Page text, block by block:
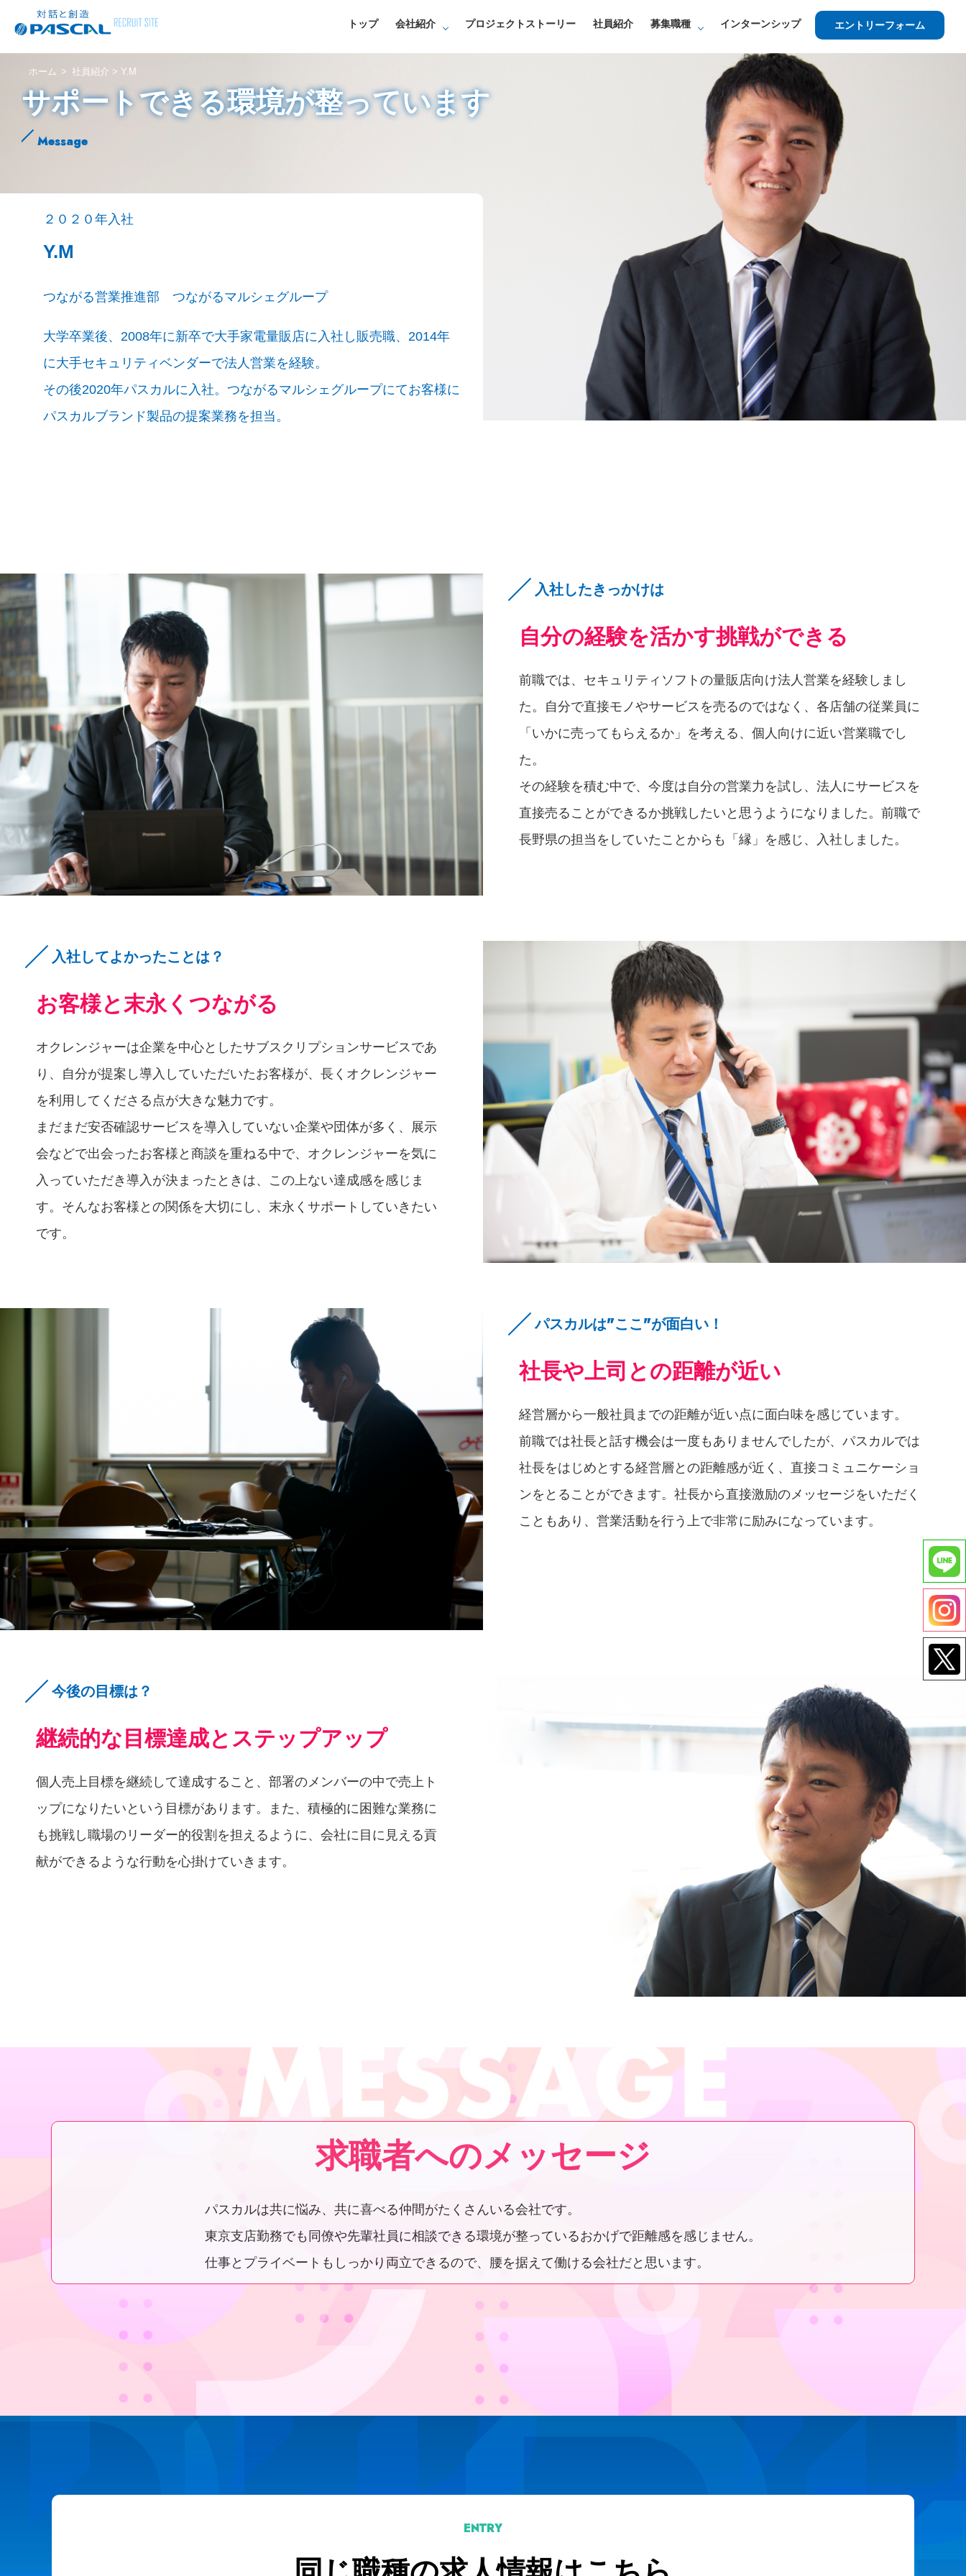
トップ 会社紹介 プロジェクトストーリー 社員紹介 募集職種 インターンシップ エントリーフォーム
ホーム 社員紹介 > Y.M
サポートできる環境が整っています
Message
２０２０年入社
Y.M
つながる営業推進部 つながるマルシェグループ
大学卒業後、2008年に新卒で大手家電量販店に入社し販売職、2014年
に大手セキュリティベンダーで法人営業を経験。
その後2020年パスカルに入社。つながるマルシェグループにてお客様に
パスカルブランド製品の提案業務を担当。
入社したきっかけは
自分の経験を活かす挑戦ができる
前職では、セキュリティソフトの量販店向け法人営業を経験しまし
た。自分で直接モノやサービスを売るのではなく、各店舗の従業員に
「いかに売ってもらえるか」を考える、個人向けに近い営業職でし
た。
その経験を積む中で、今度は自分の営業力を試し、法人にサービスを
直接売ることができるか挑戦したいと思うようになりました。前職で
長野県の担当をしていたことからも「縁」を感じ、入社しました。
入社してよかったことは？
お客様と末永くつながる
オクレンジャーは企業を中心としたサブスクリプションサービスであ
り、自分が提案し導入していただいたお客様が、長くオクレンジャー
を利用してくださる点が大きな魅力です。
まだまだ安否確認サービスを導入していない企業や団体が多く、展示
会などで出会ったお客様と商談を重ねる中で、オクレンジャーを気に
入っていただき導入が決まったときは、この上ない達成感を感じま
す。そんなお客様との関係を大切にし、末永くサポートしていきたい
です。
パスカルは"ここ"が面白い！
社長や上司との距離が近い
経営層から一般社員までの距離が近い点に面白味を感じています。
前職では社長と話す機会は一度もありませんでしたが、パスカルでは
社長をはじめとする経営層との距離感が近く、直接コミュニケーショ
ンをとることができます。社長から直接激励のメッセージをいただく
こともあり、営業活動を行う上で非常に励みになっています。
今後の目標は？
継続的な目標達成とステップアップ
個人売上目標を継続して達成すること、部署のメンバーの中で売上ト
ップになりたいという目標があります。また、積極的に困難な業務に
も挑戦し職場のリーダー的役割を担えるように、会社に目に見える貢
献ができるような行動を心掛けていきます。
求職者へのメッセージ
パスカルは共に悩み、共に喜べる仲間がたくさんいる会社です。
東京支店勤務でも同僚や先輩社員に相談できる環境が整っているおかげで距離感を感じません。
仕事とプライベートもしっかり両立できるので、腰を据えて働ける会社だと思います。
ENTRY